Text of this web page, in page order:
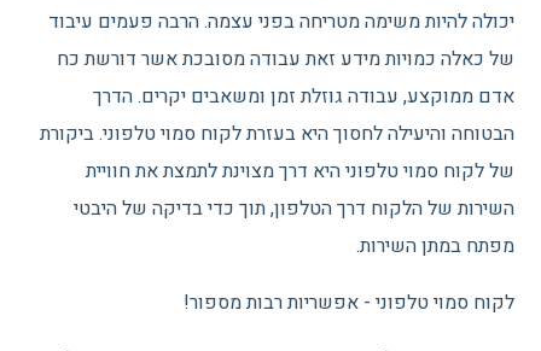
יכולה להיות משימה מטריחה בפני עצמה. הרבה פעמים עיבוד
של כאלה כמויות מידע זאת עבודה מסובכת אשר דורשת כח
אדם ממוקצע, עבודה גוזלת זמן ומשאבים יקרים. הדרך
הבטוחה והיעילה לחסוך היא בעזרת לקוח סמוי טלפוני. ביקורת
של לקוח סמוי טלפוני היא דרך מצוינת לתמצת את חוויית
השירות של הלקוח דרך הטלפון, תוך כדי בדיקה של היבטי
מפתח במתן השירות.
לקוח סמוי טלפוני - אפשריות רבות מספור!